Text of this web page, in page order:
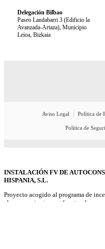
Delegación Bilbao
Paseo Landabarri 3 (Edificio la
Avanzada-Artaza), Municipio
Leioa, Bizkaia
Aviso Legal Política de
Política de
INSTALACIÓN FV DE
HISPANIA, S.L.
Proyecto acogido al programa de
almacenamiento, con fuentes de